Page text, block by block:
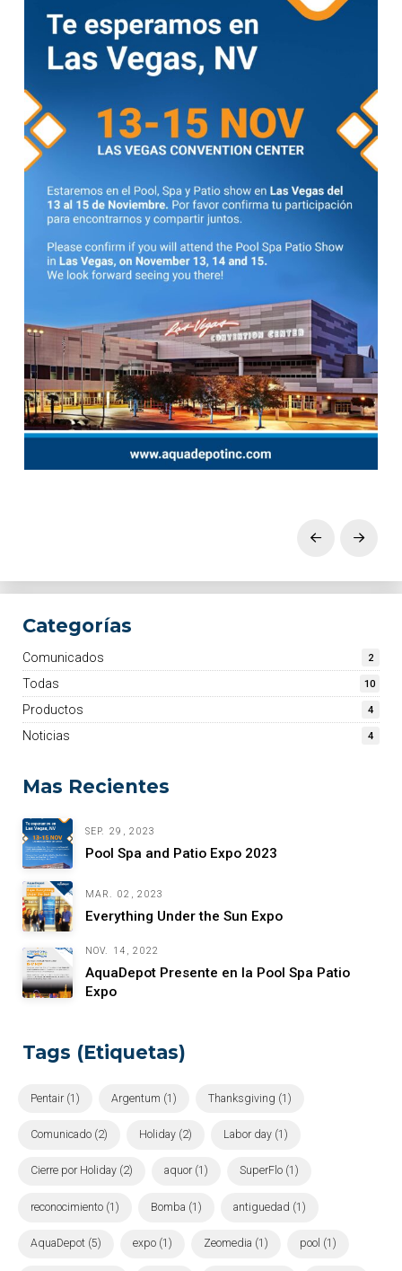
Prev Next
Categorías
Comunicados 2
Todas 10
Productos 4
Noticias 4
Mas Recientes
SEP. 29, 2023
Pool Spa and Patio Expo 2023
MAR. 02, 2023
Everything Under the Sun Expo
NOV. 14, 2022
AquaDepot Presente en la Pool Spa Patio
Expo
Tags (Etiquetas)
Pentair (1) Argentum (1) Thanksgiving (1)
Comunicado (2) Holiday (2) Labor day (1)
Cierre por Holiday (2) aquor (1) SuperFlo (1)
reconocimiento (1) Bomba (1) antiguedad (1)
AquaDepot (5) expo (1) Zeomedia (1) pool (1)